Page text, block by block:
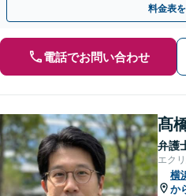
料金表
電話でお問い合わせ
髙
弁護
エク
横
か